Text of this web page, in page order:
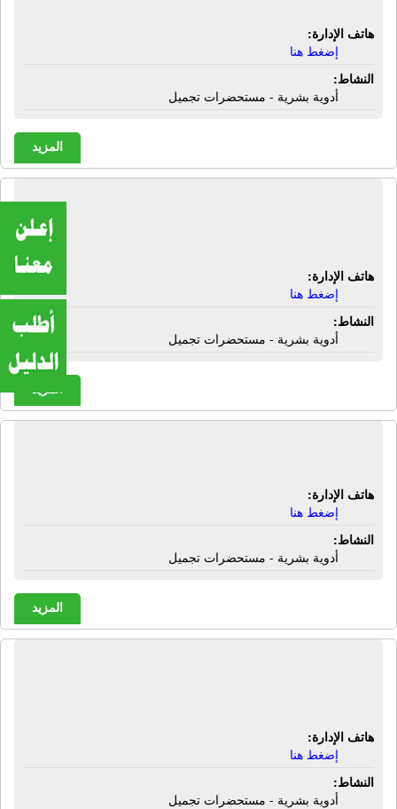
هاتف الإدارة:
إضغط هنا
النشاط:
أدوية بشرية - مستحضرات تجميل
المزيد
صيدلية سيد على سالم | تنميه المجتمع
هاتف الإدارة:
إضغط هنا
النشاط:
أدوية بشرية - مستحضرات تجميل
المزيد
هاتف الإدارة:
إضغط هنا
النشاط:
أدوية بشرية - مستحضرات تجميل
المزيد
هاتف الإدارة:
إضغط هنا
النشاط:
أدوية بشرية - مستحضرات تجميل